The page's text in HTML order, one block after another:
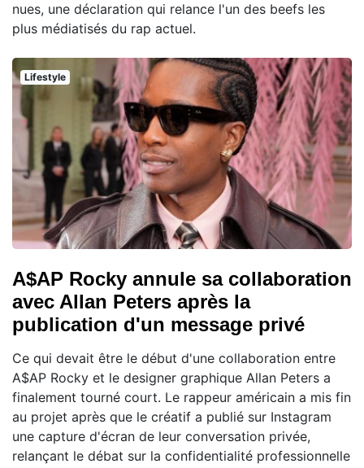
nues, une déclaration qui relance l'un des beefs les
plus médiatisés du rap actuel.
Lifestyle
A$AP Rocky annule sa collaboration
avec Allan Peters après la
publication d'un message privé
Ce qui devait être le début d'une collaboration entre
A$AP Rocky et le designer graphique Allan Peters a
finalement tourné court. Le rappeur américain a mis fin
au projet après que le créatif a publié sur Instagram
une capture d'écran de leur conversation privée,
relançant le débat sur la confidentialité professionnelle